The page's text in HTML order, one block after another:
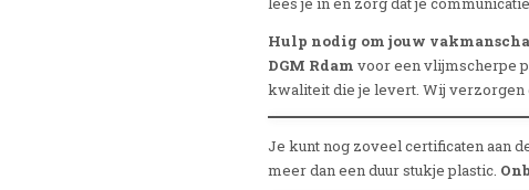
Hulp nodig om jouw
DGM Rdam voor een vlijmscherpe
kwaliteit die je levert. Wij verzorgen
Je kunt nog zoveel certificaten aan
meer dan een duur stukje plastic.